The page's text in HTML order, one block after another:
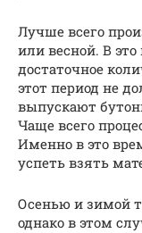
Лучше всего
или весной. В
достаточное
этот период не
выпускают
Чаще всего
Именно в это
успеть взять
Осенью и зимой
однако в этом